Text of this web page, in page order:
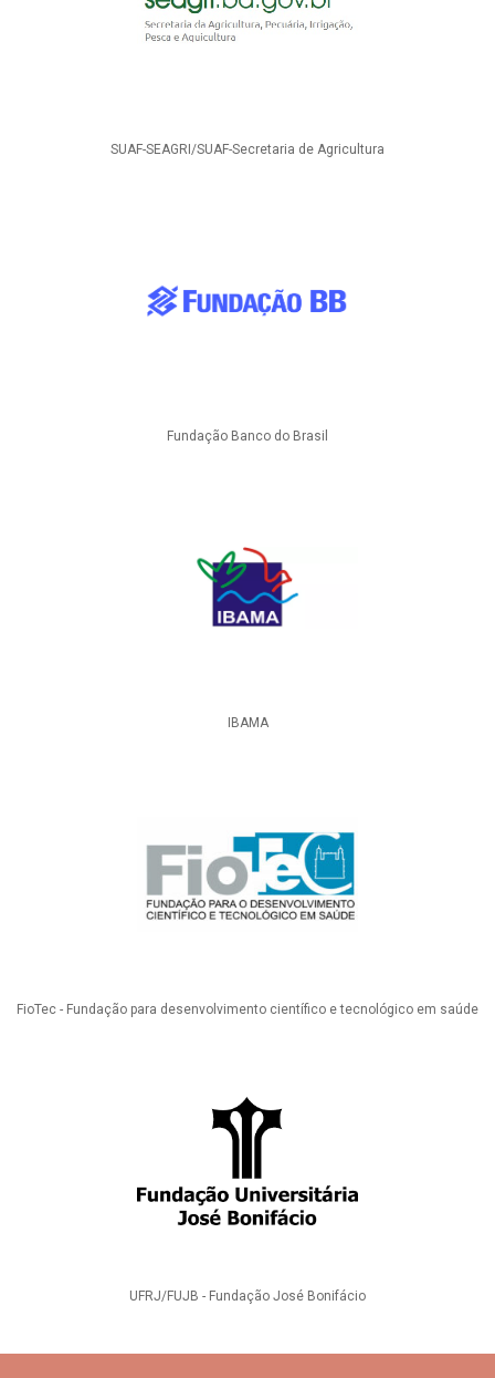
SUAF-SEAGRI/SUAF-Secretaria de Agricultura
Fundação Banco do Brasil
IBAMA
FioTec - Fundação para desenvolvimento científico e tecnológico em saúde
UFRJ/FUJB - Fundação José Bonifácio